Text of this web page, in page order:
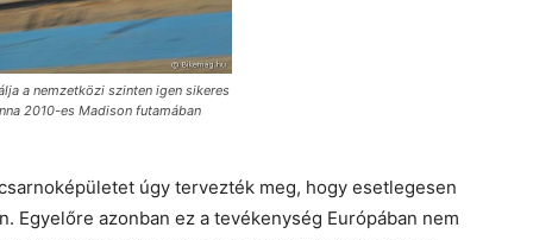
a nemzetközi szinten igen sikeres
2010-es Madison futamában
úgy tervezték meg, hogy esetlegesen
Egyelőre azonban ez a tevékenység Európában nem